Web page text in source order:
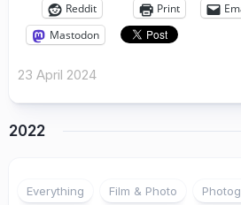
Reddit Print
Mastodon
23 April 2024
2022
Everything Film & Photo